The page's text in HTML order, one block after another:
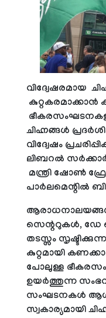
വിദ്വേഷരമായ
ചിഹ്നങ്ങൾ
വിദ്വേഷം
ലിബറൽ
മന്ത്രി ഷോൺ
പാർലമെന്റിൽ
സെന്ററുകൾ, ഡേ
തടസ്സം
കുറ്റമായി
പോലുള്ള
ഉയർത്തുന്ന
സംഘടനകൾ ആശങ്ക
സ്വകാര്യമായി